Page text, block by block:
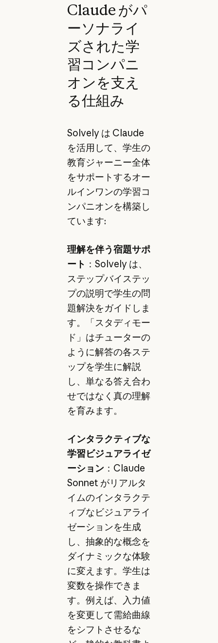
Claude がパ
ーソナライ
ズされた学
習コンパニ
オンを支え
る仕組み
Solvely は Claude
を活用して、学生の
教育ジャーニー全体
をサポートするオー
ルインワンの学習コ
ンパニオンを構築し
ています:
理解を伴う宿題サポ
ート ：Solvely は、
ステップバイステッ
プの説明で学生の問
題解決をガイドしま
す。「スタディモー
ド」はチューターの
ように解答の各ステ
ップを学生に解説
し、単なる答え合わ
せではなく真の理解
を育みます。
インタラクティブな
学習ビジュアライゼ
ーション ：Claude
Sonnet がリアルタ
イムのインタラクテ
ィブなビジュアライ
ゼーションを生成
し、抽象的な概念を
ダイナミックな体験
に変えます。学生は
変数を操作できま
す。例えば、入力値
を変更して需給曲線
をシフトさせるな